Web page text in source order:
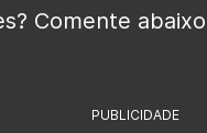
Comente
PUBLICIDADE